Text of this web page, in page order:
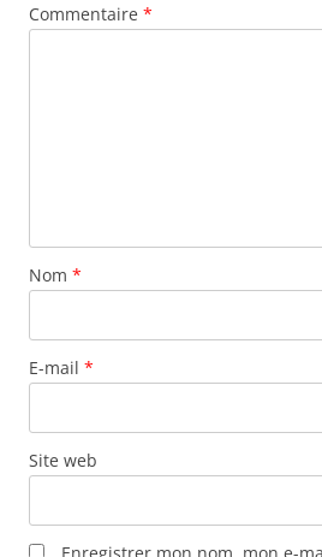
Commentaire *
Nom *
E-mail *
Site web